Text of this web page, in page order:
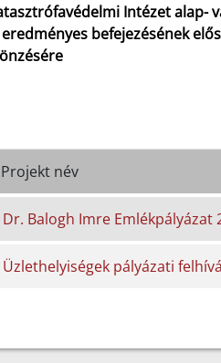
Intézet alap-
befejezésének
Projekt név
Dr. Balogh Imre Emlékpályázat
Üzlethelyiségek pályázati